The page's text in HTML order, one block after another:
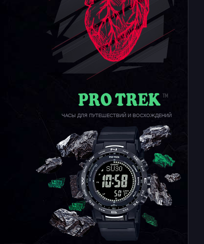
ЧАСЫ ДЛЯ ПУТЕШЕСТВИЙ И ВОСХОЖДЕНИЙ